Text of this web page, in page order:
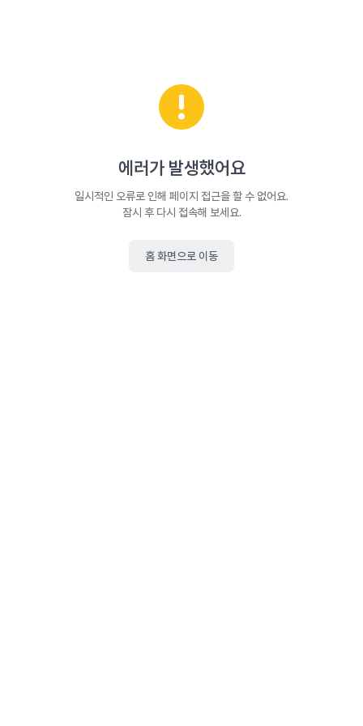
에러가 발생했어요
일시적인 오류로 인해 페이지 접근을 할 수 없어요.
잠시 후 다시 접속해 보세요.
홈 화면으로 이동